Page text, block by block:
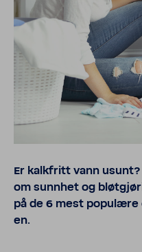
Er kalkfritt vann
om sunnhet og
på de 6 mest
en.